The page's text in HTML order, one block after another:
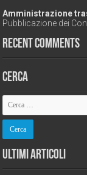
Amministrazione
Pubblicazione dei
Recent Comments
Cerca
Ultimi Articoli